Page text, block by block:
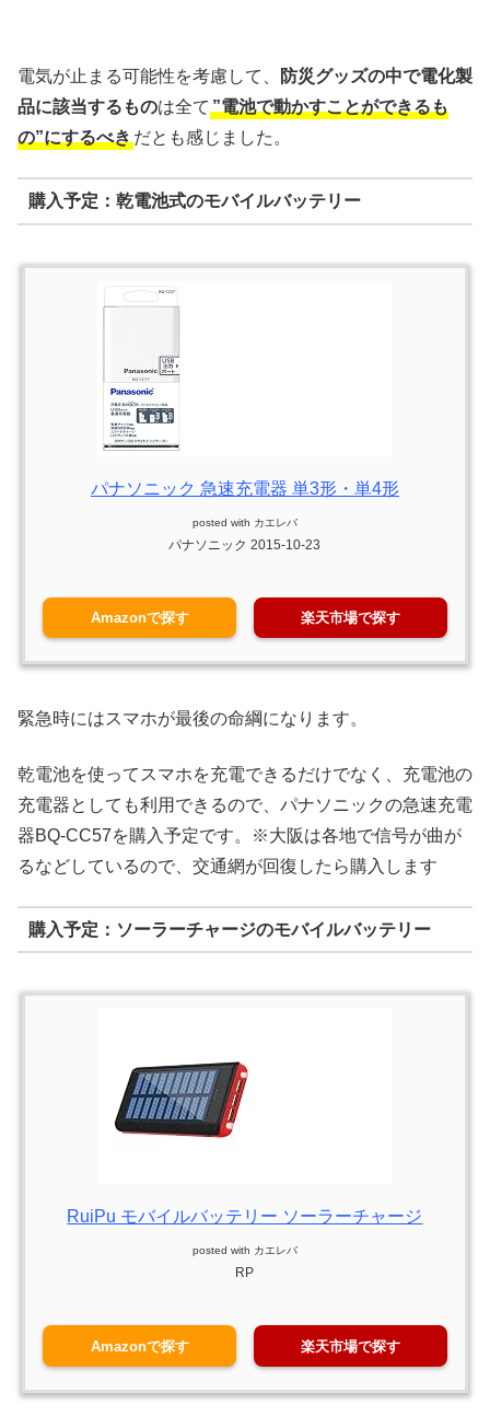
電気が止まる可能性を考慮して、
防災グッズの中で電化製
品に該当するものは全て ”電池で動かすことができるも
の”にするべき だとも感じました。
購入予定：乾電池式のモバイルバッテリー
パナソニック 急速充電器 単3形・単4形
posted with カエレバ
パナソニック 2015-10-23
Amazonで探す 楽天市場で探す
緊急時にはスマホが最後の命綱になります。
乾電池を使ってスマホを充電できるだけでなく、充電池の
充電器としても利用できるので、パナソニックの急速充電
器BQ-CC57を購入予定です。※大阪は各地で信号が曲が
るなどしているので、交通網が回復したら購入します
購入予定：ソーラーチャージのモバイルバッテリー
RuiPu モバイルバッテリー ソーラーチャージ
posted with カエレバ
RP
Amazonで探す 楽天市場で探す